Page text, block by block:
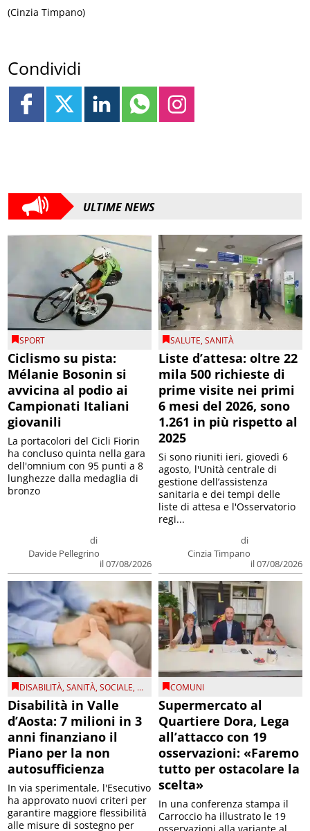
(Cinzia Timpano)
Condividi
ULTIME NEWS
SPORT
Ciclismo su pista:
Mélanie Bosonin si
avvicina al podio ai
Campionati Italiani
giovanili
di
Davide Pellegrino
il 07/08/2026
La portacolori del Cicli Fiorin
ha concluso quinta nella gara
dell'omnium con 95 punti a 8
lunghezze dalla medaglia di
bronzo
SALUTE,SANITÀ
Liste d’attesa: oltre 22
mila 500 richieste di
prime visite nei primi
6 mesi del 2026, sono
1.261 in più rispetto al
2025
di
Cinzia Timpano
il 07/08/2026
Si sono riuniti ieri, giovedì 6
agosto, l'Unità centrale di
gestione dell’assistenza
sanitaria e dei tempi delle
liste di attesa e l'Osservatorio
regi...
DISABILITÀ,SANITÀ,SOCIALE, ...
Disabilità in Valle
d’Aosta: 7 milioni in 3
anni finanziano il
Piano per la non
autosufficienza
In via sperimentale, l'Esecutivo
ha approvato nuovi criteri per
garantire maggiore flessibilità
alle misure di sostegno per
COMUNI
Supermercato al
Quartiere Dora, Lega
all’attacco con 19
osservazioni: «Faremo
tutto per ostacolare la
scelta»
In una conferenza stampa il
Carroccio ha illustrato le 19